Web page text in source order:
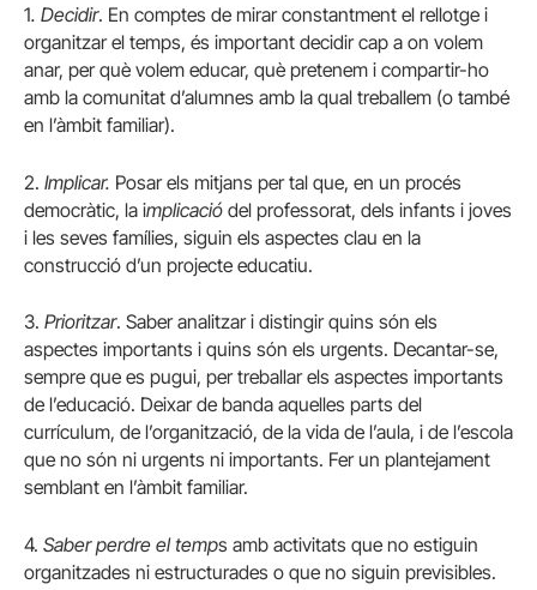
1. Decidir. En comptes de mirar constantment el rellotge i
organitzar el temps, és important decidir cap a on volem
anar, per què volem educar, què pretenem i compartir-ho
amb la comunitat d’alumnes amb la qual treballem (o també
en l’àmbit familiar).
2. Implicar. Posar els mitjans per tal que, en un procés
democràtic, la implicació del professorat, dels infants i joves
i les seves famílies, siguin els aspectes clau en la
construcció d’un projecte educatiu.
3. Prioritzar. Saber analitzar i distingir quins són els
aspectes importants i quins són els urgents. Decantar-se,
sempre que es pugui, per treballar els aspectes importants
de l’educació. Deixar de banda aquelles parts del
currículum, de l’organització, de la vida de l’aula, i de l’escola
que no són ni urgents ni importants. Fer un plantejament
semblant en l’àmbit familiar.
4. Saber perdre el temps amb activitats que no estiguin
organitzades ni estructurades o que no siguin previsibles.